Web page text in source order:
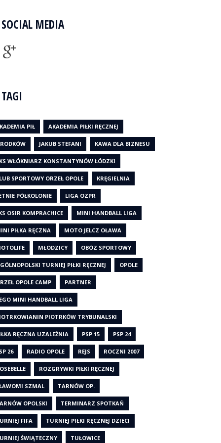
SOCIAL MEDIA
TAGI
PIŁ AKADEMIA PIŁKI RĘCZNEJ
JAKUB STEFANI KAWA DLA BIZNESU
WŁÓKNIARZ KONSTANTYNÓW ŁÓDZKI
SPORTOWY ORZEŁ OPOLE KRĘGIELNIA
PÓŁKOLONIE LIGA OZPR
OSIR KOMPRACHICE MINI HANDBALL LIGA
PIŁKA RĘCZNA MOTO JELCZ OŁAWA
MŁODZICY OBÓZ SPORTOWY
TURNIEJ PIŁKI RĘCZNEJ OPOLE
OPOLE CAMP PARTNER
MINI HANDBALL LIGA
PIOTRKÓW TRYBUNALSKI
RĘCZNA UZALEŻNIA PSP 15 PSP 24
26 RADIO OPOLE REJS ROCZNI 2007
ROZGRYWKI PIŁKI RĘCZNEJ
SZMAL TARNÓW OP.
OPOLSKI TERMINARZ SPOTKAŃ
FIFA TURNIEJ PIŁKI RĘCZNEJ DZIECI
ŚWIĄTECZNY TUŁOWICE